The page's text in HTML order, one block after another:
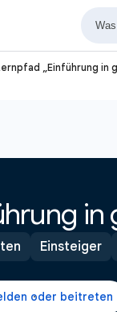
„Einführung in
in
Einsteiger